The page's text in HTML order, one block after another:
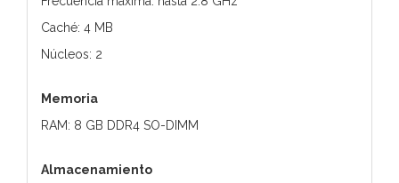
Caché: 4 MB
Núcleos: 2
Memoria
RAM: 8 GB DDR4 SO-DIMM
Almacenamiento